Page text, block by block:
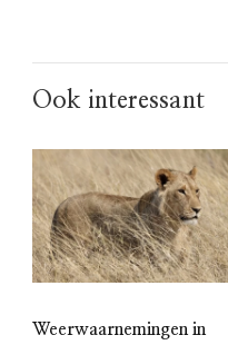
Ook interessant
Weerwaarnemingen in